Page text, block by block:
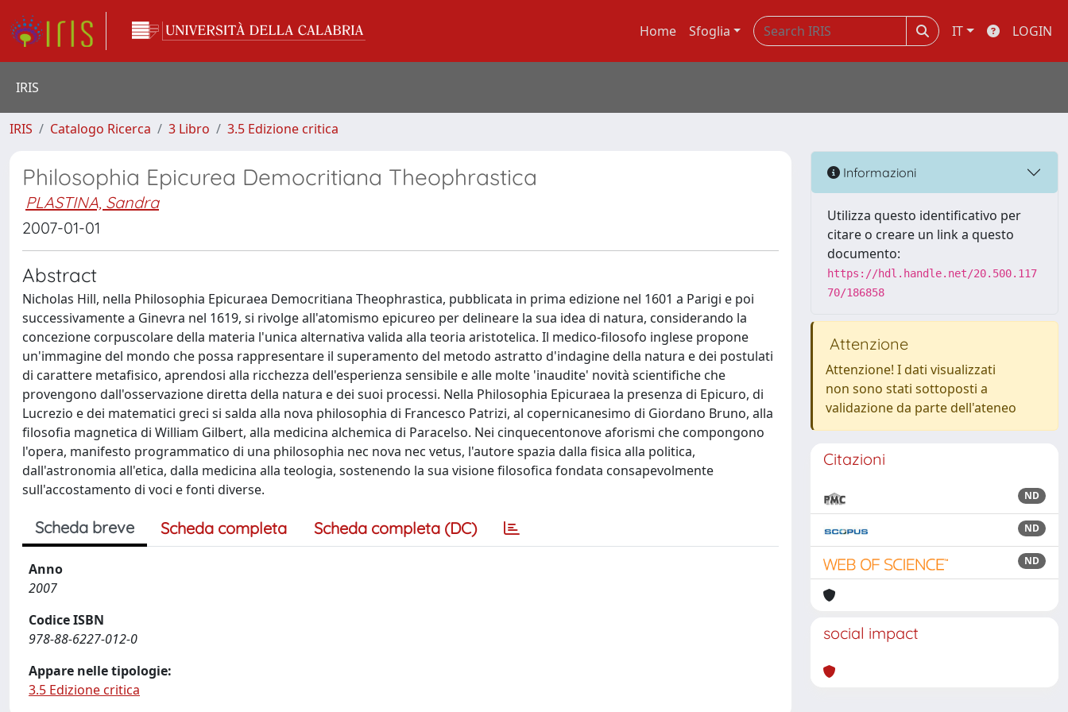
Home Sfoglia IT LOGIN
IRIS
IRIS Catalogo Ricerca 3 Libro 3.5 Edizione critica
Philosophia Epicurea Democritiana Theophrastica
PLASTINA, Sandra
2007-01-01
Abstract
Nicholas Hill, nella Philosophia Epicuraea Democritiana Theophrastica, pubblicata in prima edizione nel 1601 a Parigi e poi
successivamente a Ginevra nel 1619, si rivolge all'atomismo epicureo per delineare la sua idea di natura, considerando la
concezione corpuscolare della materia l'unica alternativa valida alla teoria aristotelica. Il medico-filosofo inglese propone
un'immagine del mondo che possa rappresentare il superamento del metodo astratto d'indagine della natura e dei postulati
di carattere metafisico, aprendosi alla ricchezza dell'esperienza sensibile e alle molte 'inaudite' novità scientifiche che
provengono dall'osservazione diretta della natura e dei suoi processi. Nella Philosophia Epicuraea la presenza di Epicuro, di
Lucrezio e dei matematici greci si salda alla nova philosophia di Francesco Patrizi, al copernicanesimo di Giordano Bruno, alla
filosofia magnetica di William Gilbert, alla medicina alchemica di Paracelso. Nei cinquecentonove aforismi che compongono
l'opera, manifesto programmatico di una philosophia nec nova nec vetus, l'autore spazia dalla fisica alla politica,
dall'astronomia all'etica, dalla medicina alla teologia, sostenendo la sua visione filosofica fondata consapevolmente
sull'accostamento di voci e fonti diverse.
Scheda breve Scheda completa Scheda completa (DC)
Anno
2007
Codice ISBN
978-88-6227-012-0
Appare nelle tipologie:
3.5 Edizione critica
Informazioni
Utilizza questo identificativo per
citare o creare un link a questo
documento:
https://hdl.handle.net/20.500.117
70/186858
Attenzione
Attenzione! I dati visualizzati
non sono stati sottoposti a
validazione da parte dell'ateneo
Citazioni
ND
ND
ND
social impact